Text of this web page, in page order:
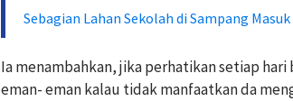
Sebagian Lahan Sekolah di Sampang Masuk
Ia menambahkan, jika perhatikan setiap hari
eman- eman kalau tidak manfaatkan da